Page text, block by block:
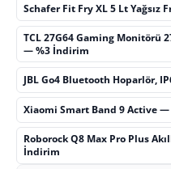
Schafer Fit Fry XL 5 Lt
TCL 27G64 Gaming Monitörü
— %3 İndirim
JBL Go4 Bluetooth Hoparlör,
Xiaomi Smart Band 9 Active
Roborock Q8 Max Pro Plus
İndirim